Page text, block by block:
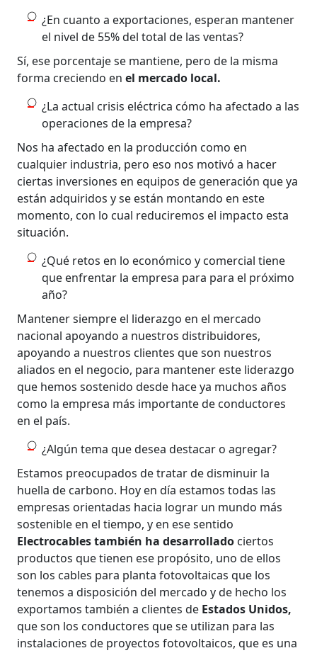
¿En cuanto a exportaciones, esperan mantener
el nivel de 55% del total de las ventas?
Sí, ese porcentaje se mantiene, pero de la misma
forma creciendo enel mercado local.
¿La actual crisis eléctrica cómo ha afectado a las
operaciones de la empresa?
Nos ha afectado en la producción como en
cualquier industria, pero eso nos motivó a hacer
ciertas inversiones en equipos de generación que ya
están adquiridos y se están montando en este
momento, con lo cual reduciremos el impacto esta
situación.
¿Qué retos en lo económico y comercial tiene
que enfrentar la empresa para para el próximo
año?
Mantener siempre el liderazgo en el mercado
nacional apoyando a nuestros distribuidores,
apoyando a nuestros clientes que son nuestros
aliados en el negocio, para mantener este liderazgo
que hemos sostenido desde hace ya muchos años
como la empresa más importante de conductores
en el país.
¿Algún tema que desea destacar o agregar?
Estamos preocupados de tratar de disminuir la
huella de carbono. Hoy en día estamos todas las
empresas orientadas hacia lograr un mundo más
sostenible en el tiempo, y en ese sentido
Electrocables también ha desarrollado ciertos
productos que tienen ese propósito, uno de ellos
son los cables para planta fotovoltaicas que los
tenemos a disposición del mercado y de hecho los
exportamos también a clientes de Estados Unidos,
que son los conductores que se utilizan para las
instalaciones de proyectos fotovoltaicos, que es una